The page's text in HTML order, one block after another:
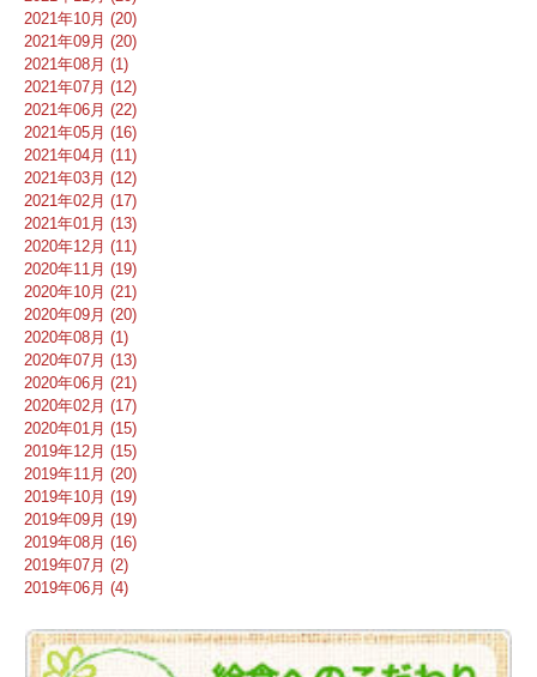
2021年10月 (20)
2021年09月 (20)
2021年08月 (1)
2021年07月 (12)
2021年06月 (22)
2021年05月 (16)
2021年04月 (11)
2021年03月 (12)
2021年02月 (17)
2021年01月 (13)
2020年12月 (11)
2020年11月 (19)
2020年10月 (21)
2020年09月 (20)
2020年08月 (1)
2020年07月 (13)
2020年06月 (21)
2020年02月 (17)
2020年01月 (15)
2019年12月 (15)
2019年11月 (20)
2019年10月 (19)
2019年09月 (19)
2019年08月 (16)
2019年07月 (2)
2019年06月 (4)